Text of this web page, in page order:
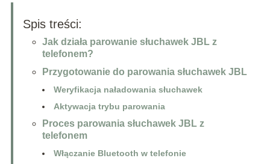
Spis treści:
Jak działa parowanie słuchawek JBL z
telefonem?
Przygotowanie do parowania słuchawek JBL
Weryfikacja naładowania słuchawek
Aktywacja trybu parowania
Proces parowania słuchawek JBL z
telefonem
Włączanie Bluetooth w telefonie